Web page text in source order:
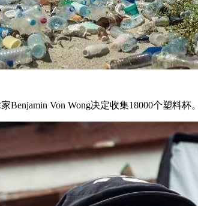
Von Wong决定收集18000个塑料杯